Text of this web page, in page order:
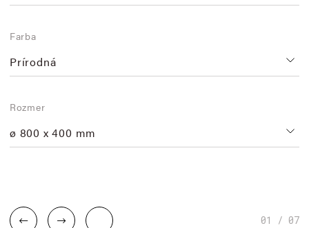
Farba
Prírodná
Rozmer
ø 800 x 400 mm
01 / 07